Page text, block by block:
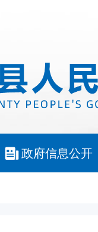
政府信息公开